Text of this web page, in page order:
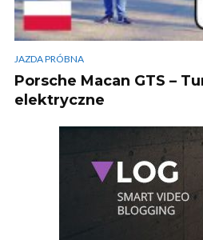
JAZDA PRÓBNA
Porsche Macan GTS –
elektryczne